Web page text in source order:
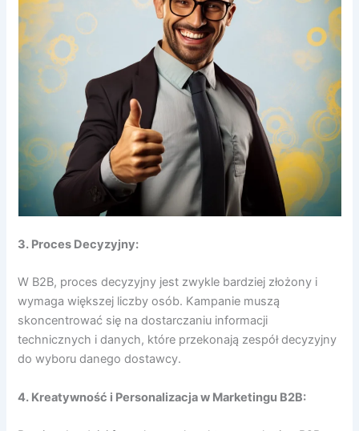
3. Proces Decyzyjny:
W B2B, proces decyzyjny jest zwykle bardziej złożony i
wymaga większej liczby osób. Kampanie muszą
skoncentrować się na dostarczaniu informacji
technicznych i danych, które przekonają zespół decyzyjny
do wyboru danego dostawcy.
4. Kreatywność i Personalizacja w Marketingu B2B: